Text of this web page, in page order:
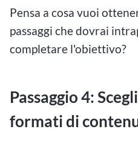
Pensa a cosa vuoi
passaggi che dovrai
completare l'obiettivo?
Passaggio 4:
formati di